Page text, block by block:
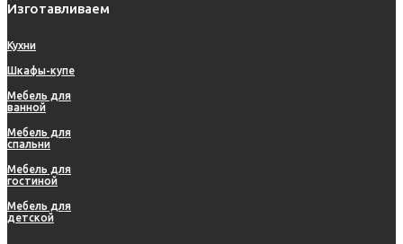
Изготавливаем
Кухни
Шкафы-купе
Мебель для
ванной
Мебель для
спальни
Мебель для
гостиной
Мебель для
детской